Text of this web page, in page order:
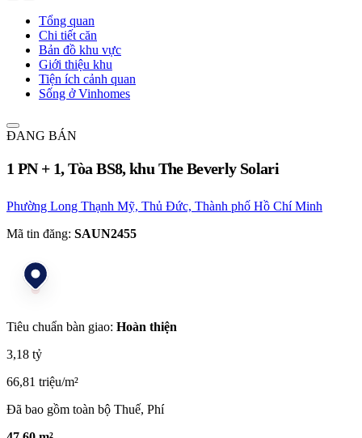
Tổng quan
Chi tiết căn
Bản đồ khu vực
Giới thiệu khu
Tiện ích cảnh quan
Sống ở Vinhomes
ĐANG BÁN
1 PN + 1, Tòa BS8, khu The Beverly Solari
Phường Long Thạnh Mỹ, Thủ Đức, Thành phố Hồ Chí Minh
Mã tin đăng: SAUN2455
Tiêu chuẩn bàn giao: Hoàn thiện
3,18 tỷ
66,81 triệu/m²
Đã bao gồm toàn bộ Thuế, Phí